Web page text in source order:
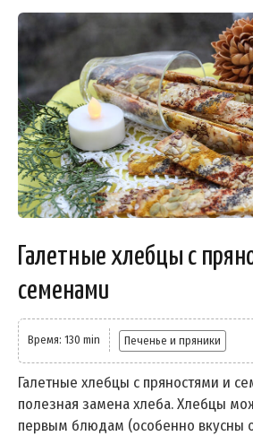
Галетные хлебцы с
семенами
Время: 130 min Печенье и пряники
Галетные хлебцы с пряностями и
полезная замена хлеба. Хлебцы
первым блюдам (особенно вкусны